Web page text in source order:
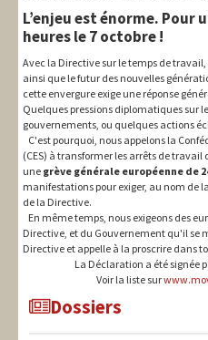
L’enjeu est énorme. Pour
heures le 7 octobre !
Avec la Directive sur le temps de
ainsi que le futur des nouvelles
cette envergure exige une réponse
Quelques pressions diplomatiques sur
gouvernements, ou quelques actions
C'est pourquoi, nous appelons la
(CES) à transformer les arrêts de travail
une grève générale européenne de
manifestations pour exiger, au nom de
de la Directive.
En même temps, nous exigeons des
Directive, et du Gouvernement qu'il se
Directive et appelle à la proscrire dans
La Déclaration a été signée
Voir la liste sur
Dossiers